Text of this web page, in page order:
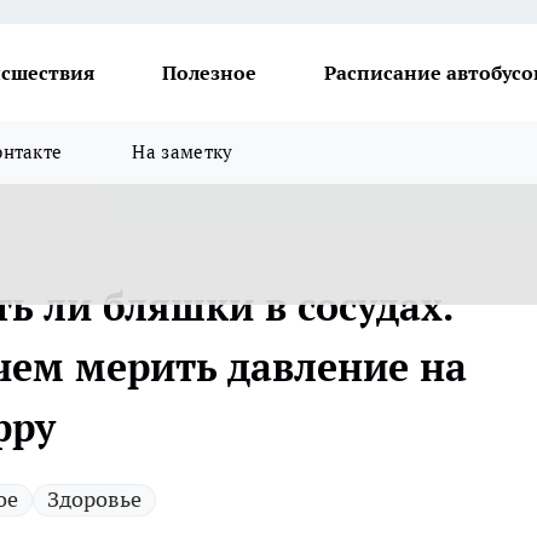
Полезное Расписание
На заметку
ли бляшки в сосудах.
мерить давление на
Здоровье